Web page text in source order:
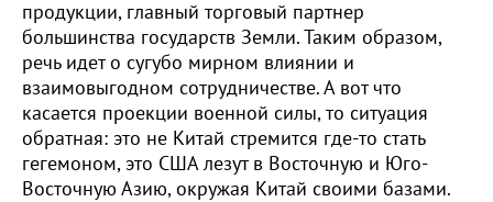
продукции, главный торговый партнер
большинства государств Земли. Таким образом,
речь идет о сугубо мирном влиянии и
взаимовыгодном сотрудничестве. А вот что
касается проекции военной силы, то ситуация
обратная: это не Китай стремится где-то стать
гегемоном, это США лезут в Восточную и Юго-
Восточную Азию, окружая Китай своими базами.